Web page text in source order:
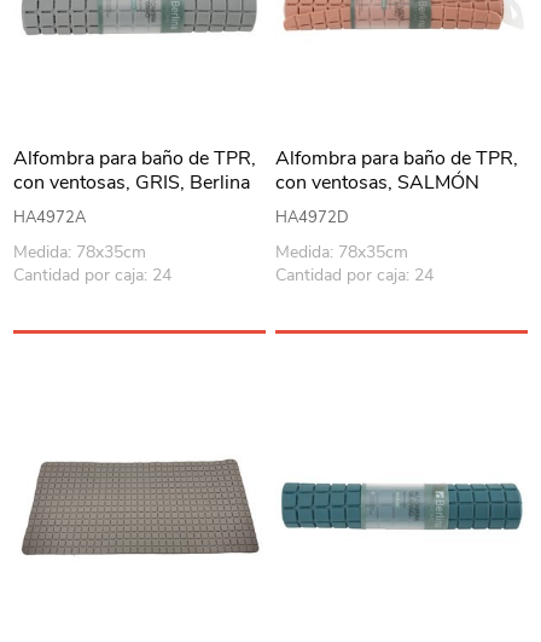
Alfombra para baño de TPR,
con ventosas, GRIS, Berlina
Home
HA4972A
Medida: 78x35cm
Cantidad por caja: 24
Alfombra para baño de TPR,
con ventosas, SALMÓN
Berlina Home
HA4972D
Medida: 78x35cm
Cantidad por caja: 24